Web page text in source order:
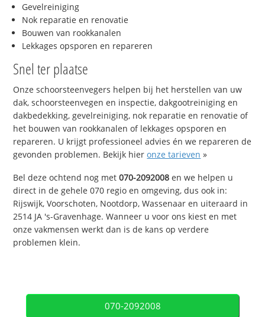
Gevelreiniging
Nok reparatie en renovatie
Bouwen van rookkanalen
Lekkages opsporen en repareren
Snel ter plaatse
Onze schoorsteenvegers helpen bij het herstellen van uw
dak, schoorsteenvegen en inspectie, dakgootreiniging en
dakbedekking, gevelreiniging, nok reparatie en renovatie of
het bouwen van rookkanalen of lekkages opsporen en
repareren. U krijgt professioneel advies én we repareren de
gevonden problemen. Bekijk hieronze tarieven »
Bel deze ochtend nog met070-2092008 en we helpen u
direct in de gehele 070 regio en omgeving, dus ook in:
Rijswijk, Voorschoten, Nootdorp, Wassenaar en uiteraard in
2514 JA 's-Gravenhage. Wanneer u voor ons kiest en met
onze vakmensen werkt dan is de kans op verdere
problemen klein.
070-2092008